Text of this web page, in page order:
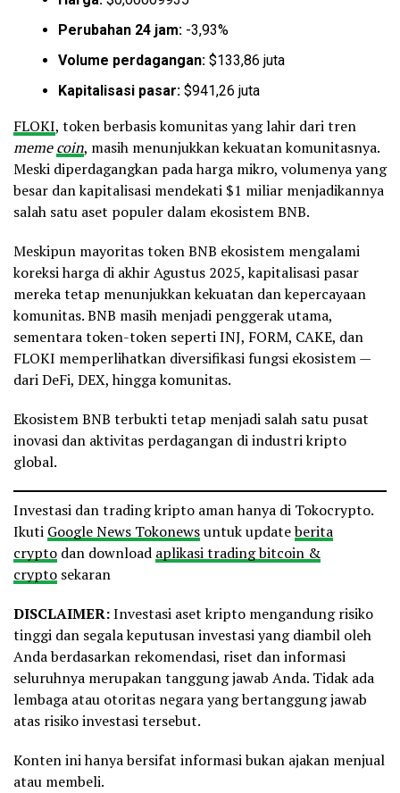
Perubahan 24 jam: -3,93%
Volume perdagangan: $133,86 juta
Kapitalisasi pasar: $941,26 juta
FLOKI, token berbasis komunitas yang lahir dari tren
memecoin, masih menunjukkan kekuatan komunitasnya.
Meski diperdagangkan pada harga mikro, volumenya yang
besar dan kapitalisasi mendekati $1 miliar menjadikannya
salah satu aset populer dalam ekosistem BNB.
Meskipun mayoritas token BNB ekosistem mengalami
koreksi harga di akhir Agustus 2025, kapitalisasi pasar
mereka tetap menunjukkan kekuatan dan kepercayaan
komunitas. BNB masih menjadi penggerak utama,
sementara token-token seperti INJ, FORM, CAKE, dan
FLOKI memperlihatkan diversifikasi fungsi ekosistem —
dari DeFi, DEX, hingga komunitas.
Ekosistem BNB terbukti tetap menjadi salah satu pusat
inovasi dan aktivitas perdagangan di industri kripto
global.
Investasi dan trading kripto aman hanya di Tokocrypto.
Ikuti Google News Tokonewsuntuk updateberita
crypto dan download aplikasi trading bitcoin &
crypto sekaran
DISCLAIMER:Investasi aset kripto mengandung risiko
tinggi dan segala keputusan investasi yang diambil oleh
Anda berdasarkan rekomendasi, riset dan informasi
seluruhnya merupakan tanggung jawab Anda. Tidak ada
lembaga atau otoritas negara yang bertanggung jawab
atas risiko investasi tersebut.
Konten ini hanya bersifat informasi bukan ajakan menjual
atau membeli.